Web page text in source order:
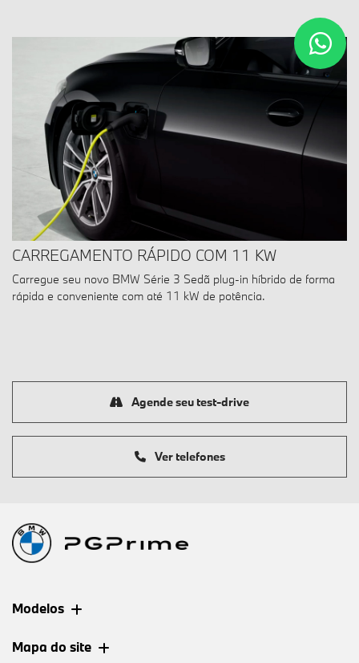
CARREGAMENTO RÁPIDO COM 11 KW
Carregue seu novo BMW Série 3 Sedã plug-in híbrido de forma
rápida e conveniente com até 11 kW de potência.
Ver telefones
Agende seu test-drive
Modelos
Mapa do site